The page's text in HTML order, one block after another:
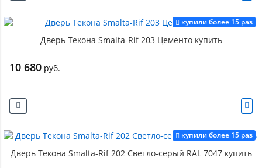
купили более 15 раз
Дверь Текона Smalta-Rif 203 Цементо купить
10 680 руб.
купили более 15 раз
Дверь Текона Smalta-Rif 202 Светло-серый RAL 7047 купить